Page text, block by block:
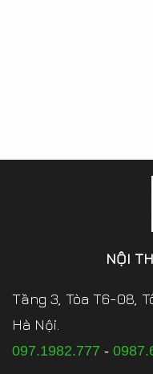
NỘI
Tầng 3, Tòa T6-08,
Hà Nội.
097.1982.777 -